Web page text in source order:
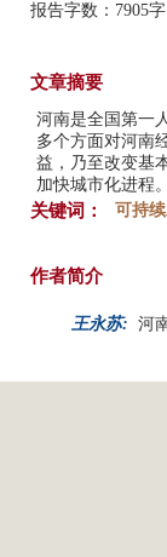
报告字数：7905字
文章摘要
河南是全国第一
多个方面对河南
益，乃至改变基
加快城市化进程。
关键词： 可持
作者简介
王永苏: 河